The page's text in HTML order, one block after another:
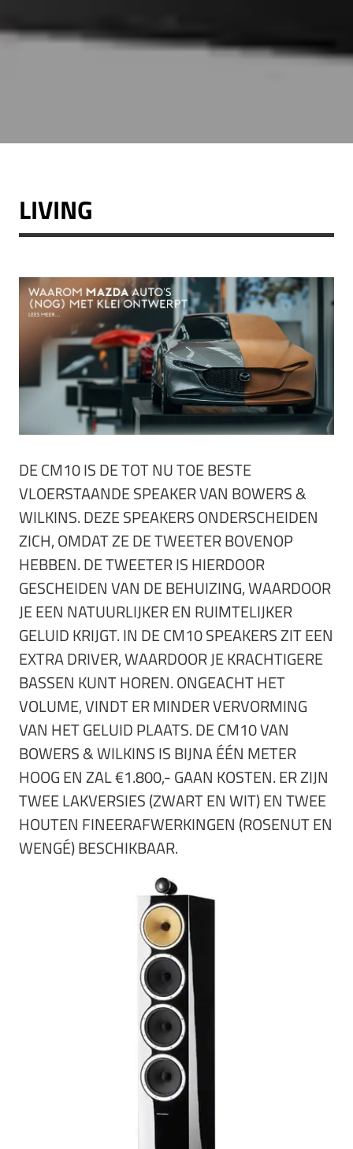
LIVING
DE CM10 IS DE TOT NU TOE BESTE
VLOERSTAANDE SPEAKER VAN BOWERS &
WILKINS. DEZE SPEAKERS ONDERSCHEIDEN
ZICH, OMDAT ZE DE TWEETER BOVENOP
HEBBEN. DE TWEETER IS HIERDOOR
GESCHEIDEN VAN DE BEHUIZING, WAARDOOR
JE EEN NATUURLIJKER EN RUIMTELIJKER
GELUID KRIJGT. IN DE CM10 SPEAKERS ZIT EEN
EXTRA DRIVER, WAARDOOR JE KRACHTIGERE
BASSEN KUNT HOREN. ONGEACHT HET
VOLUME, VINDT ER MINDER VERVORMING
VAN HET GELUID PLAATS. DE CM10 VAN
BOWERS & WILKINS IS BIJNA ÉÉN METER
HOOG EN ZAL €1.800,- GAAN KOSTEN. ER ZIJN
TWEE LAKVERSIES (ZWART EN WIT) EN TWEE
HOUTEN FINEERAFWERKINGEN (ROSENUT EN
WENGÉ) BESCHIKBAAR.